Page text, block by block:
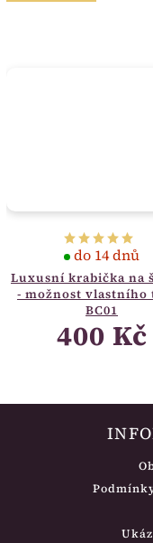
Luxusní krabička na
- možnost vlastního
BC01
do 14 dnů
400 Kč